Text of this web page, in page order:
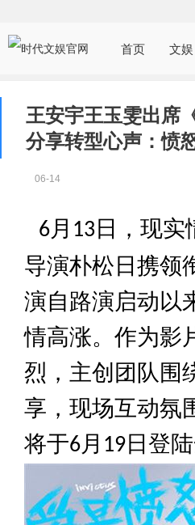
首页 文娱
王安宇王玉雯出席
分享转型心声：愤
06-14
6月 13 日，现
导演朴松日携领
演自路演启动以
情高涨。作为影
烈，主创团队围
享，现场互动氛
将于6月 19 日登